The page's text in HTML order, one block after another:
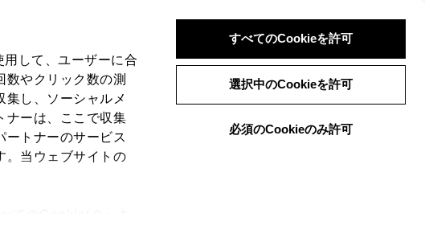
して、ユーザーに合
やクリック数の測
し、ソーシャルメ
ナーは、ここで収集
ートナーのサービス
。当ウェブサイトの
すべてのCookieを許可
選択中のCookieを許可
必須のCookieのみ許可